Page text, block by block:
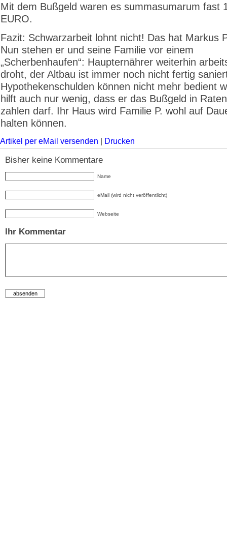
Mit dem Bußgeld waren es summasumarum fast
EURO.
Fazit: Schwarzarbeit lohnt nicht! Das hat Markus
Nun stehen er und seine Familie vor einem
„Scherbenhaufen“: Haupternährer weiterhin
droht, der Altbau ist immer noch nicht fertig
Hypothekenschulden können nicht mehr bedient
hilft auch nur wenig, dass er das Bußgeld in
zahlen darf. Ihr Haus wird Familie P. wohl auf
halten können.
Artikel per eMail versenden Drucken
Bisher keine Kommentare
Name
eMail (wird nicht veröffentlicht)
Webseite
Ihr Kommentar